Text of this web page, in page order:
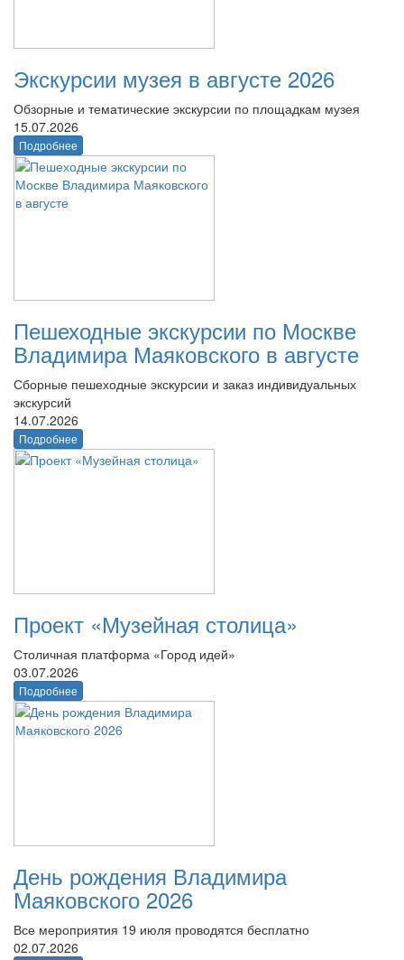
Экскурсии музея в августе 2026
Обзорные и тематические экскурсии по площадкам музея
15.07.2026
Подробнее
Пешеходные экскурсии по Москве
Владимира Маяковского в августе
Сборные пешеходные экскурсии и заказ индивидуальных
экскурсий
14.07.2026
Подробнее
Проект «Музейная столица»
Столичная платформа «Город идей»
03.07.2026
Подробнее
День рождения Владимира
Маяковского 2026
Все мероприятия 19 июля проводятся бесплатно
02.07.2026